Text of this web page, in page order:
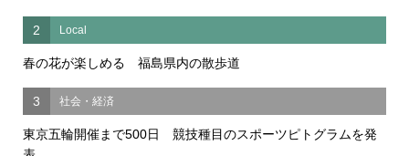
2 Local
春の花が楽しめる 福島県内の散歩道
3 社会・経済
東京五輪開催まで500日 競技種目のスポーツピトグラムを発